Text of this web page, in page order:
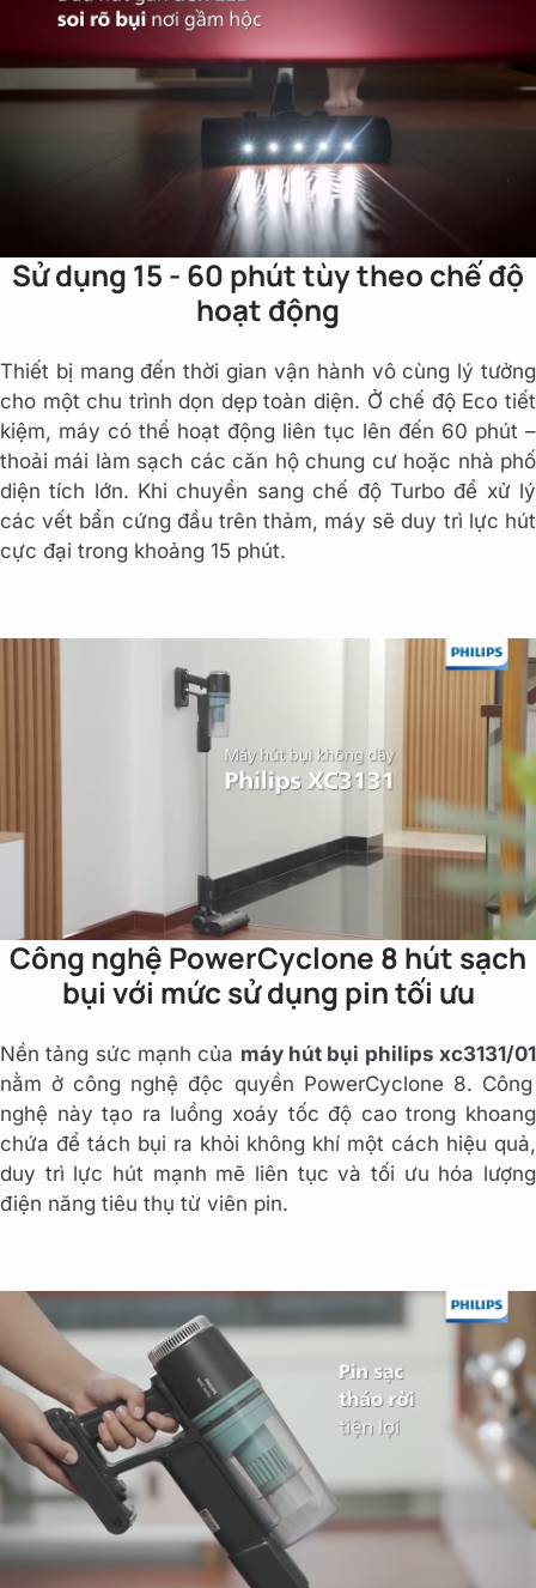
Sử dụng 15 - 60 phút tùy theo chế độ
hoạt động
Thiết bị mang đến thời gian vận hành vô cùng lý tưởng
cho một chu trình dọn dẹp toàn diện. Ở chế độ Eco tiết
kiệm, máy có thể hoạt động liên tục lên đến 60 phút –
thoải mái làm sạch các căn hộ chung cư hoặc nhà phố
diện tích lớn. Khi chuyển sang chế độ Turbo để xử lý
các vết bẩn cứng đầu trên thảm, máy sẽ duy trì lực hút
cực đại trong khoảng 15 phút.
Công nghệ PowerCyclone 8 hút sạch
bụi với mức sử dụng pin tối ưu
Nền tảng sức mạnh của máy hút bụi philips xc3131/01
nằm ở công nghệ độc quyền PowerCyclone 8. Công
nghệ này tạo ra luồng xoáy tốc độ cao trong khoang
chứa để tách bụi ra khỏi không khí một cách hiệu quả,
duy trì lực hút mạnh mẽ liên tục và tối ưu hóa lượng
điện năng tiêu thụ từ viên pin.